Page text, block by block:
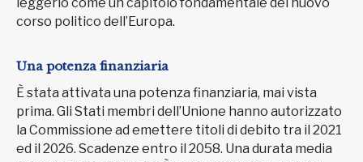
corso politico dell’Europa.
Una potenza finanziaria
È stata attivata una potenza finanziaria, mai vista
prima. Gli Stati membri dell’Unione hanno autorizzato
la Commissione ad emettere titoli di debito tra il 2021
ed il 2026. Scadenze entro il 2058. Una durata media